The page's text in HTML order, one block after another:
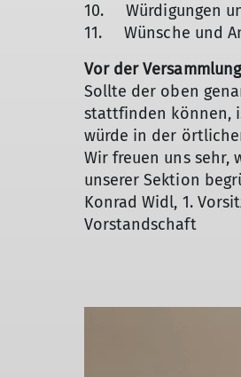
10. Würdigungen
11. Wünsche und
Vor der
Sollte der oben
stattfinden können,
würde in der
Wir freuen uns sehr,
unserer Sektion
Konrad Widl, 1.
Vorstandschaft